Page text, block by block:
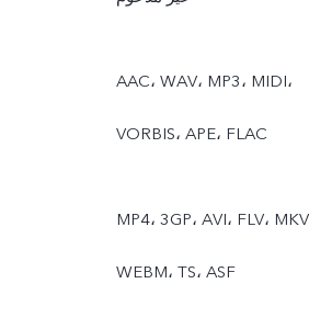
AAC، ‏WAV، ‏MP3، ‏MIDI،
‏VORBIS، ‏APE، ‏FLAC
MP4، ‏3GP، ‏AVI، ‏FLV، ‏MKV،
‏WEBM، ‏TS، ‏ASF